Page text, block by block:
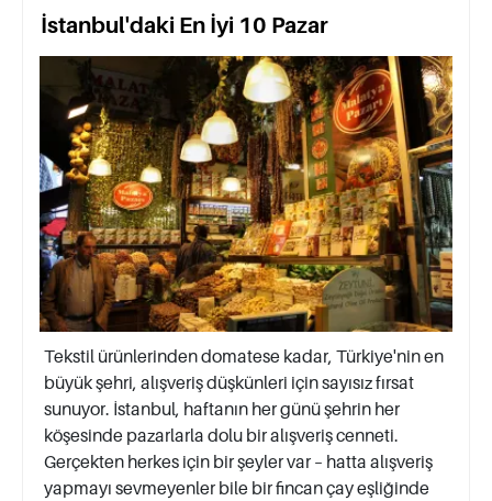
İstanbul'daki En İyi 10 Pazar
Tekstil ürünlerinden domatese kadar, Türkiye'nin en
büyük şehri, alışveriş düşkünleri için sayısız fırsat
sunuyor. İstanbul, haftanın her günü şehrin her
köşesinde pazarlarla dolu bir alışveriş cenneti.
Gerçekten herkes için bir şeyler var – hatta alışveriş
yapmayı sevmeyenler bile bir fincan çay eşliğinde